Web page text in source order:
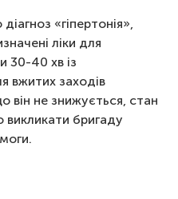
«гіпертонія»,
ліки для
30-40 хв із
вжитих заходів
він не знижується, стан
викликати бригаду